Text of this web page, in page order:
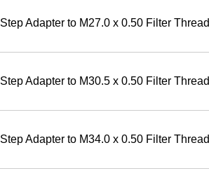
Step Adapter to M27.0 x 0.50 Filter Thread
Step Adapter to M30.5 x 0.50 Filter Thread
Step Adapter to M34.0 x 0.50 Filter Thread